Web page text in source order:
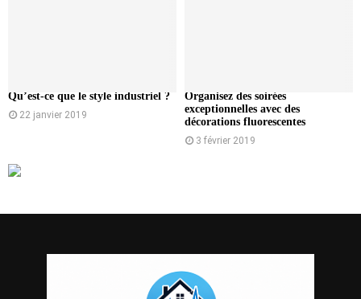
Qu’est-ce que le style industriel ?
22 janvier 2019
Organisez des soirées
exceptionnelles avec des
décorations fluorescentes
3 février 2019